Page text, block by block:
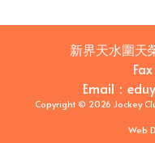
新界天水圍天
Fax
Email ：
Copyright © 2026 Jockey
Web